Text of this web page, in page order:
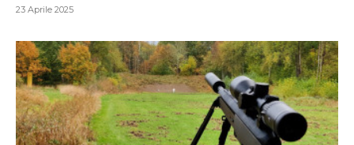
23 Aprile 2025